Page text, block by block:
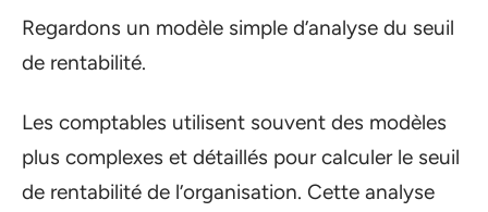
Regardons un modèle simple d’analyse du seuil
de rentabilité.
Les comptables utilisent souvent des modèles
plus complexes et détaillés pour calculer le seuil
de rentabilité de l’organisation. Cette analyse